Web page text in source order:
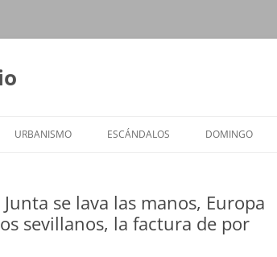
URBANISMO ESCÁNDALOS DOMINGO
se lava las manos, Europa
sevillanos, la factura de por